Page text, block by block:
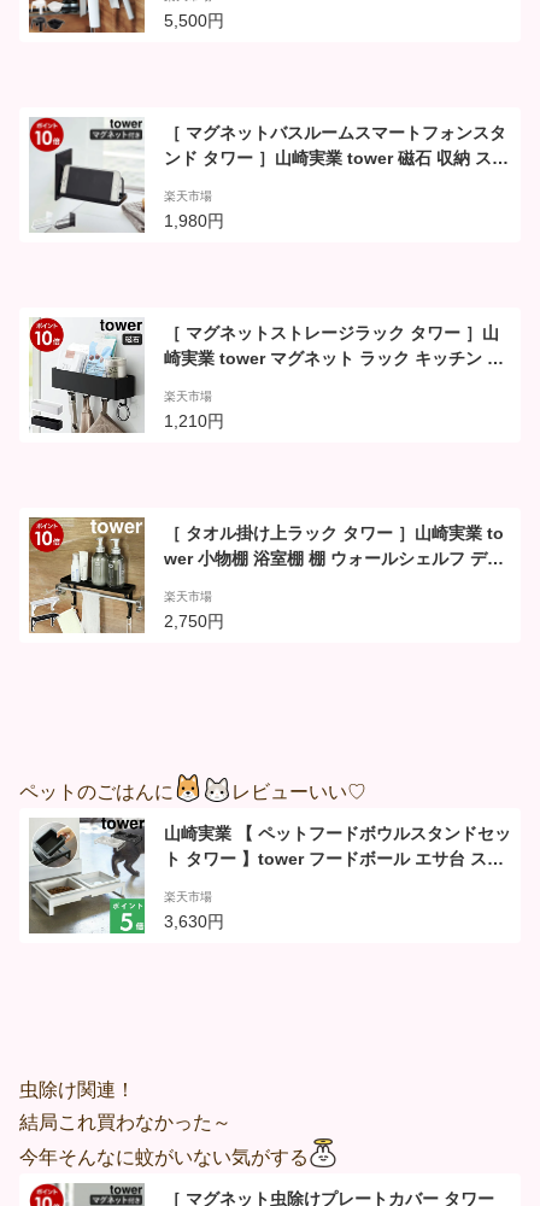
納 バスチェア 浮かす 湯桶 湯手桶 フック 浴
室 おしゃれ yamazaki ホワイト ブラック 53
5,500円
［ マグネットバスルームスマートフォンスタ
ンド タワー ］山崎実業 tower 磁石 収納 スマ
スマホスタンド おしゃれ シンプル モノトー
ン yamazaki ブラック ホワイト 4972 4973
楽天市場
1,980円
［ マグネットストレージラック タワー ］山
崎実業 tower マグネット ラック キッチン 収
ケース 調味調入れ ボトルラック サニタリー
収納 シンプル yamazaki ホワイト ブラック 4
楽天市場
1,210円
［ タオル掛け上ラック タワー ］山崎実業 to
wer 小物棚 浴室棚 棚 ウォールシェルフ ディ
納 バスルーム収納 ボトルラック トイレ タオ
ルハンガー おしゃれ シンプル ホワイト ブラ
楽天市場
2,750円
ペットのごはんに レビューいい♡
山崎実業 【 ペットフードボウルスタンドセッ
ト タワー 】tower フードボール エサ台 スタ
餌 ご飯 猫 犬 ペット 4206 4207 ホワイト ブ
ラック 白 黒 モノトーン シンプル インテリア
楽天市場
3,630円
虫除け関連！
結局これ買わなかった～
今年そんなに蚊がいない気がする
［ マグネット虫除けプレートカバー タワー